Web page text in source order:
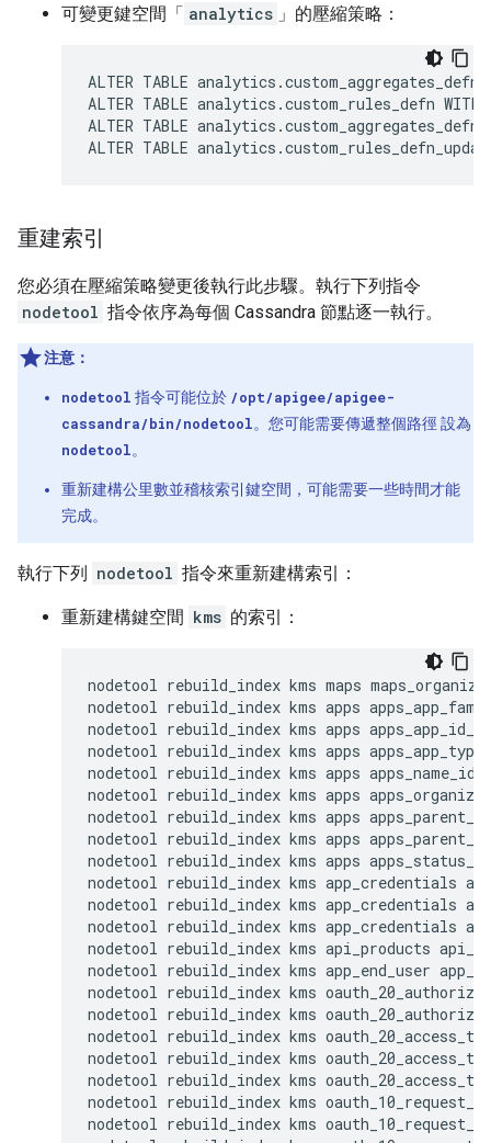
可變更鍵空間「 analytics 」的壓縮策略：
ALTER TABLE
ALTER TABLE analytics.custom_rules_defn
ALTER TABLE
ALTER TABLE
重建索引
您必須在壓縮策略變更後執行此步驟。執行下列指令
nodetool 指令依序為每個 Cassandra 節點逐一執行。
注意：
nodetool 指令可能位於 /opt/apigee/apigee-
cassandra/bin/nodetool。您可能需要傳遞整個路徑 設為
nodetool。
重新建構公里數並稽核索引鍵空間，可能需要一些時間才能
完成。
執行下列 nodetool 指令來重新建構索引：
重新建構鍵空間 kms 的索引：
nodetool rebuild_index kms maps
nodetool rebuild_index kms apps
nodetool rebuild_index kms apps
nodetool rebuild_index kms apps
nodetool rebuild_index kms apps apps_name_idx
nodetool rebuild_index kms apps
nodetool rebuild_index kms apps
nodetool rebuild_index kms apps
nodetool rebuild_index kms apps
nodetool rebuild_index kms app_credentials
nodetool rebuild_index kms app_credentials
nodetool rebuild_index kms app_credentials
nodetool rebuild_index kms api_products
nodetool rebuild_index kms app_end_user
nodetool rebuild_index kms
nodetool rebuild_index kms
nodetool rebuild_index kms
nodetool rebuild_index kms
nodetool rebuild_index kms
nodetool rebuild_index kms
nodetool rebuild_index kms